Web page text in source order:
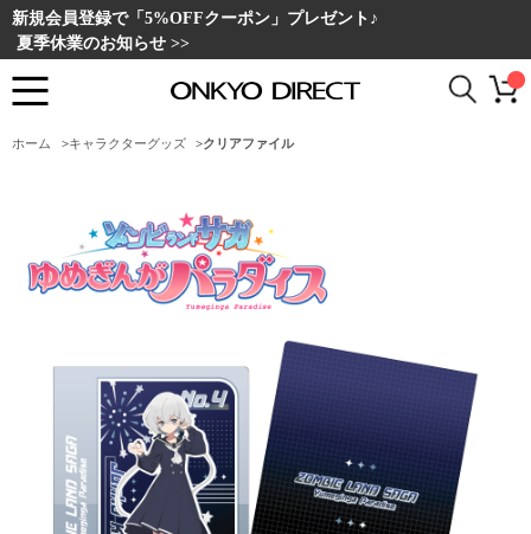
新規会員登録で「5%OFFクーポン」プレゼント♪
夏季休業のお知らせ >>
ホーム >キャラクターグッズ >クリアファイル